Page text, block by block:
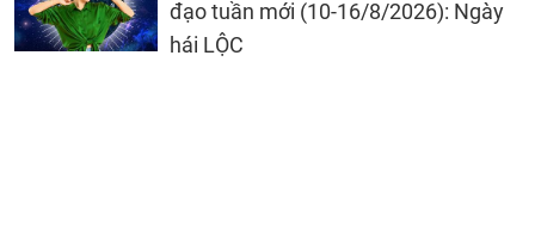
đạo tuần mới (10-16/8/2026): Ngày
hái LỘC